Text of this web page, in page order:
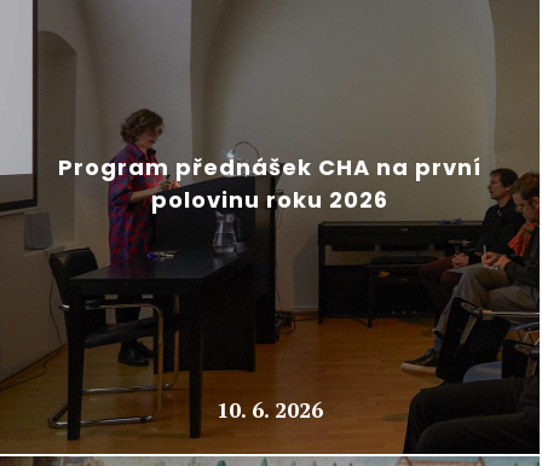
Program přednášek CHA na první
polovinu roku 2026
10. 6. 2026